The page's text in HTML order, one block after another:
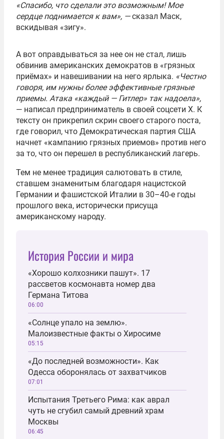
«Спасибо, что сделали это возможным! Мое
сердце поднимается к вам», —сказал Маск,
вскидывая «зигу».
А вот оправдываться за нее он не стал, лишь
обвинив американских демократов в «грязных
приёмах» и навешивании на него ярлыка. «Честно
говоря, им нужны более эффективные грязные
приемы. Атака «каждый — Гитлер» так надоела»,
— написал предприниматель в своей соцсети Х. К
тексту он прикрепил скрин своего старого поста,
где говорил, что Демократическая партия США
начнет «кампанию грязных приемов» против него
за то, что он перешел в республиканский лагерь.
Тем не менее традиция салютовать в стиле,
ставшем знаменитым благодаря нацистской
Германии и фашистской Италии в 30–40-е годы
прошлого века, исторически присуща
американскому народу.
История России и мира
«Хорошо колхозники пашут». 17
рассветов космонавта номер два
Германа Титова
06:00
«Солнце упало на землю».
Малоизвестные факты о Хиросиме
05:15
«До последней возможности». Как
Одесса оборонялась от захватчиков
07:01
Испытания Третьего Рима: как аврал
чуть не сгубил самый древний храм
Москвы
06:45